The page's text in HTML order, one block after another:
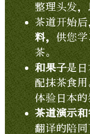
整理头发，
茶道开始
料， 供您
茶。
和果子是
配抹茶食用
体验日本的
茶道演示和
翻译的陪